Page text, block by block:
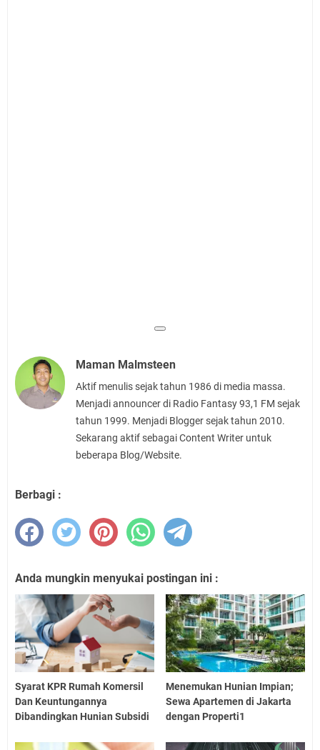
Maman Malmsteen
Aktif menulis sejak tahun 1986 di media massa.
Menjadi announcer di Radio Fantasy 93,1 FM sejak
tahun 1999. Menjadi Blogger sejak tahun 2010.
Sekarang aktif sebagai Content Writer untuk
beberapa Blog/Website.
Berbagi :
Anda mungkin menyukai postingan ini :
Syarat KPR Rumah Komersil
Dan Keuntungannya
Dibandingkan Hunian Subsidi
Menemukan Hunian Impian;
Sewa Apartemen di Jakarta
dengan Properti1